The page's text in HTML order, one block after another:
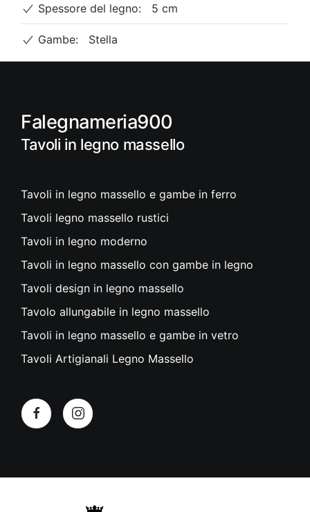
Spessore del legno: 5 cm
Gambe: Stella
Falegnameria900
Tavoli in legno massello
Tavoli in legno massello e gambe in ferro
Tavoli legno massello rustici
Tavoli in legno moderno
Tavoli in legno massello con gambe in legno
Tavoli design in legno massello
Tavolo allungabile in legno massello
Tavoli in legno massello e gambe in vetro
Tavoli Artigianali Legno Massello